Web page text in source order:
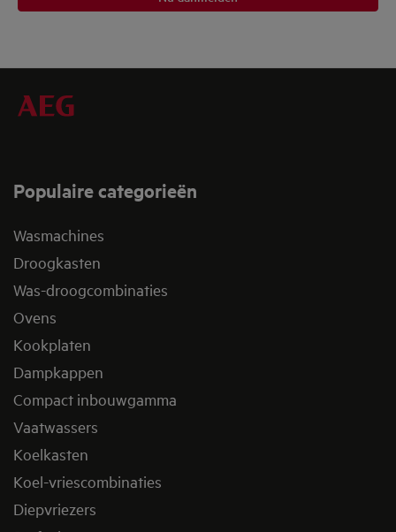
Populaire categorieën
Wasmachines
Droogkasten
Was-droogcombinaties
Ovens
Kookplaten
Dampkappen
Compact inbouwgamma
Vaatwassers
Koelkasten
Koel-vriescombinaties
Diepvriezers